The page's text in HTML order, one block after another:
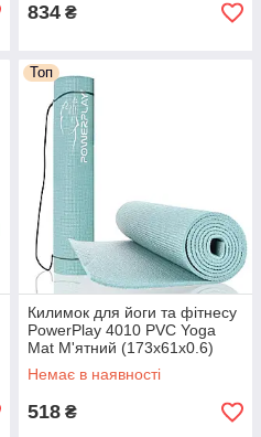
834 ₴
Топ
Килимок для йоги та фітнесу
PowerPlay 4010 PVC Yoga
Mat М'ятний (173x61x0.6)
Немає в наявності
518 ₴